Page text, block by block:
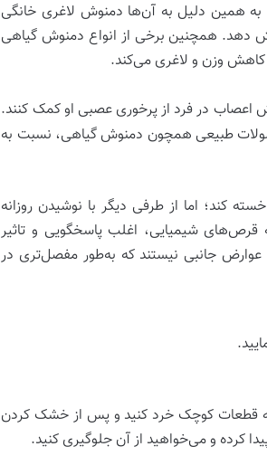
همین دلیل به آن‌ها دمنوش لاغری خانگی
دهد. همچنین برخی از انواع دمنوش گیاهی
کاهش وزن و لاغری می‌کند.
اعصاب در فرد از پرخوری عصبی او کمک کنند.
طبیعی همچون دمنوش گیاهی، نسبت به
کند؛ اما از طرفی دیگر با نوشیدن روزانه
شیمیایی، اغلب پاسخگویی و تاثیر
عوارض جانبی نیستند که به‌طور مفصل‌تری در
به قطعات کوچک خرد کنید و پس از خشک کردن
کرده و می‌خواهید از آن جلوگیری کنید.